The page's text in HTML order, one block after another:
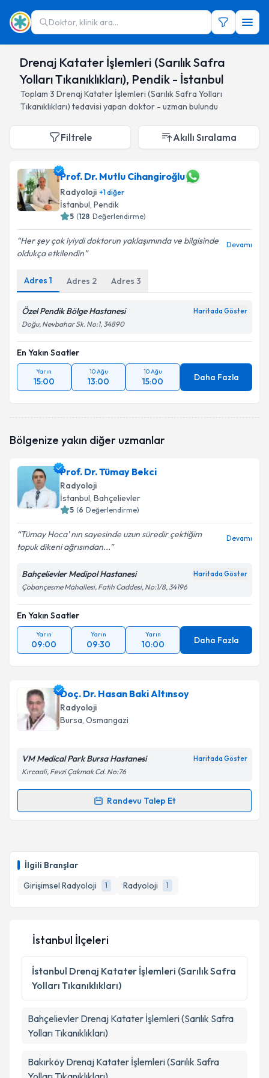
Doktor, klinik ara...
Drenaj Katater İşlemleri (Sarılık Safra
Yolları Tıkanıklıkları), Pendik - İstanbul
Toplam 3 Drenaj Katater İşlemleri (Sarılık Safra Yolları
Tıkanıklıkları) tedavisi yapan doktor - uzman bulundu
İlgili Branşlar
Girişimsel Radyoloji
1 Radyoloji 1
Filtrele Akıllı Sıralama
Prof. Dr. Mutlu Cihangiroğlu
Radyoloji +1diğer
İstanbul, Pendik
5 (128 Değerlendirme)
Her şey çok iyiydi doktorun yaklaşımında ve bilgisinde
oldukça etkilendin
Devamı
Adres 1 Adres 2 Adres 3
Özel Pendik Bölge Hastanesi Haritada Göster
Doğu, Nevbahar Sk. No:1, 34890
En Yakın Saatler
Yarın
15:00
10 Ağu
13:00
10 Ağu
15:00 Daha Fazla
Bölgenize yakın diğer uzmanlar
Prof. Dr. Tümay Bekci
Radyoloji
İstanbul, Bahçelievler
5 (6 Değerlendirme)
Tümay Hoca' nın sayesinde uzun süredir çektiğim
topuk dikeni ağrısından...
Devamı
Bahçelievler Medipol Hastanesi Haritada Göster
Çobançesme Mahallesi, Fatih Caddesi, No:1/8, 34196
En Yakın Saatler
Yarın
09:00
Yarın
09:30
Yarın
10:00 Daha Fazla
Doç. Dr. Hasan Baki Altınsoy
Radyoloji
Bursa, Osmangazi
VM Medical Park Bursa Hastanesi Haritada Göster
Kırcaali, Fevzi Çakmak Cd. No:76
Randevu Talep Et
Randevu Takvimi Talebi
için bir takvim hazırlandığında e-posta ile
bilgilendireceğiz.
E-posta Adresiniz
Kişisel verilerimin işlenmesine ilişkin
Aydınlatma
Metni 'ni okudum ve kişisel verilerimin belirtilen
kapsamda işlenmesini kabul ediyorum.
Takvim Talebini Gönder
İstanbul İlçeleri
İstanbul Drenaj Katater İşlemleri (Sarılık Safra
Yolları Tıkanıklıkları)
Bahçelievler Drenaj Katater İşlemleri (Sarılık Safra
Yolları Tıkanıklıkları)
Bakırköy Drenaj Katater İşlemleri (Sarılık Safra